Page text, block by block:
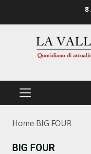
8
PRIMÄRES
Home BIG FOUR
BIG FOUR